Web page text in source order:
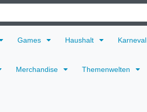
Games Haushalt Karneval
Merchandise Themenwelten